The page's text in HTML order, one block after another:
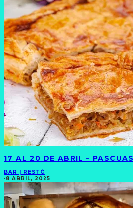
17 AL 20 DE ABRIL – PASCUAS
BAR | RESTÓ
·8 ABRIL, 2025